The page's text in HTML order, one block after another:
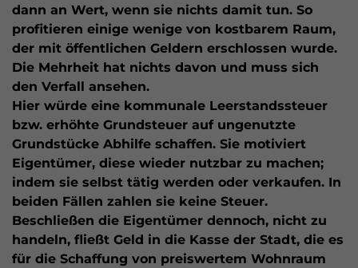
dann an Wert, wenn sie nichts damit tun. So
profitieren einige wenige von kostbarem Raum,
der mit öffentlichen Geldern erschlossen wurde.
Die Mehrheit hat nichts davon und muss sich
den Verfall ansehen.
Hier würde eine kommunale Leerstandssteuer
bzw. erhöhte Grundsteuer auf ungenutzte
Grundstücke Abhilfe schaffen. Sie motiviert
Eigentümer, diese wieder nutzbar zu machen;
indem sie selbst tätig werden oder verkaufen. In
beiden Fällen zahlen sie keine Steuer.
Beschließen die Eigentümer dennoch, nicht zu
handeln, fließt Geld in die Kasse der Stadt, die es
für die Schaffung von preiswertem Wohnraum